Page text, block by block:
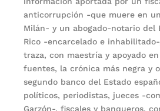
anticorrupción -que muere en
Milán- y un abogado-notario del
Rico -encarcelado e
traza, con maestría y apoyado
fuentes, la crónica más negra y
segundo banco del Estado
políticos, periodistas, jueces -
Garzón-, fiscales y banqueros,